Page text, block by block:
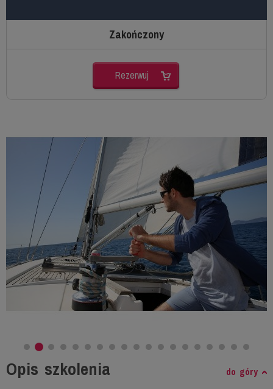
Zakończony
Rezerwuj
Opis szkolenia do góry